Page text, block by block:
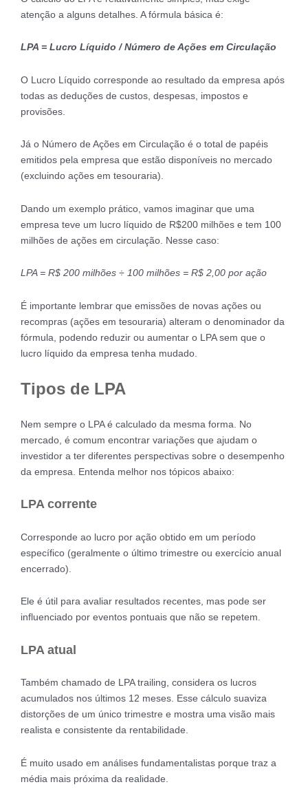
atenção a alguns detalhes. A fórmula básica é:
LPA = Lucro Líquido / Número de Ações em Circulação
O Lucro Líquido corresponde ao resultado da empresa após
todas as deduções de custos, despesas, impostos e
provisões.
Já o Número de Ações em Circulação é o total de papéis
emitidos pela empresa que estão disponíveis no mercado
(excluindo ações em tesouraria).
Dando um exemplo prático, vamos imaginar que uma
empresa teve um lucro líquido de R$200 milhões e tem 100
milhões de ações em circulação. Nesse caso:
LPA = R$ 200 milhões ÷ 100 milhões = R$ 2,00 por ação
É importante lembrar que emissões de novas ações ou
recompras (ações em tesouraria) alteram o denominador da
fórmula, podendo reduzir ou aumentar o LPA sem que o
lucro líquido da empresa tenha mudado.
Tipos de LPA
Nem sempre o LPA é calculado da mesma forma. No
mercado, é comum encontrar variações que ajudam o
investidor a ter diferentes perspectivas sobre o desempenho
da empresa. Entenda melhor nos tópicos abaixo:
LPA corrente
Corresponde ao lucro por ação obtido em um período
específico (geralmente o último trimestre ou exercício anual
encerrado).
Ele é útil para avaliar resultados recentes, mas pode ser
influenciado por eventos pontuais que não se repetem.
LPA atual
Também chamado de LPA trailing, considera os lucros
acumulados nos últimos 12 meses. Esse cálculo suaviza
distorções de um único trimestre e mostra uma visão mais
realista e consistente da rentabilidade.
É muito usado em análises fundamentalistas porque traz a
média mais próxima da realidade.